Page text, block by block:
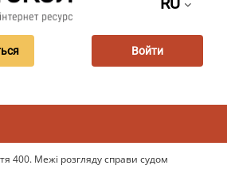
Войти
400. Межі розгляду справи судом